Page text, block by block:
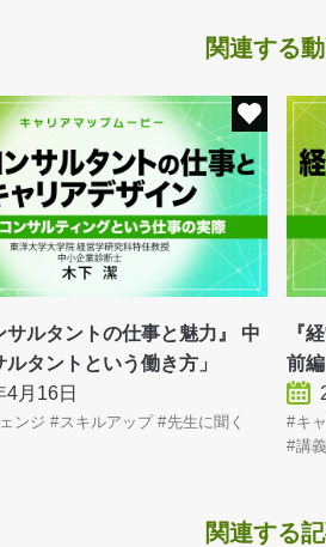
関連する
サルタントの仕事と魅力』 中
タントという働き方」
4月16日
ンジ スキルアップ
先生に聞く
『
前
キ
講
関連する